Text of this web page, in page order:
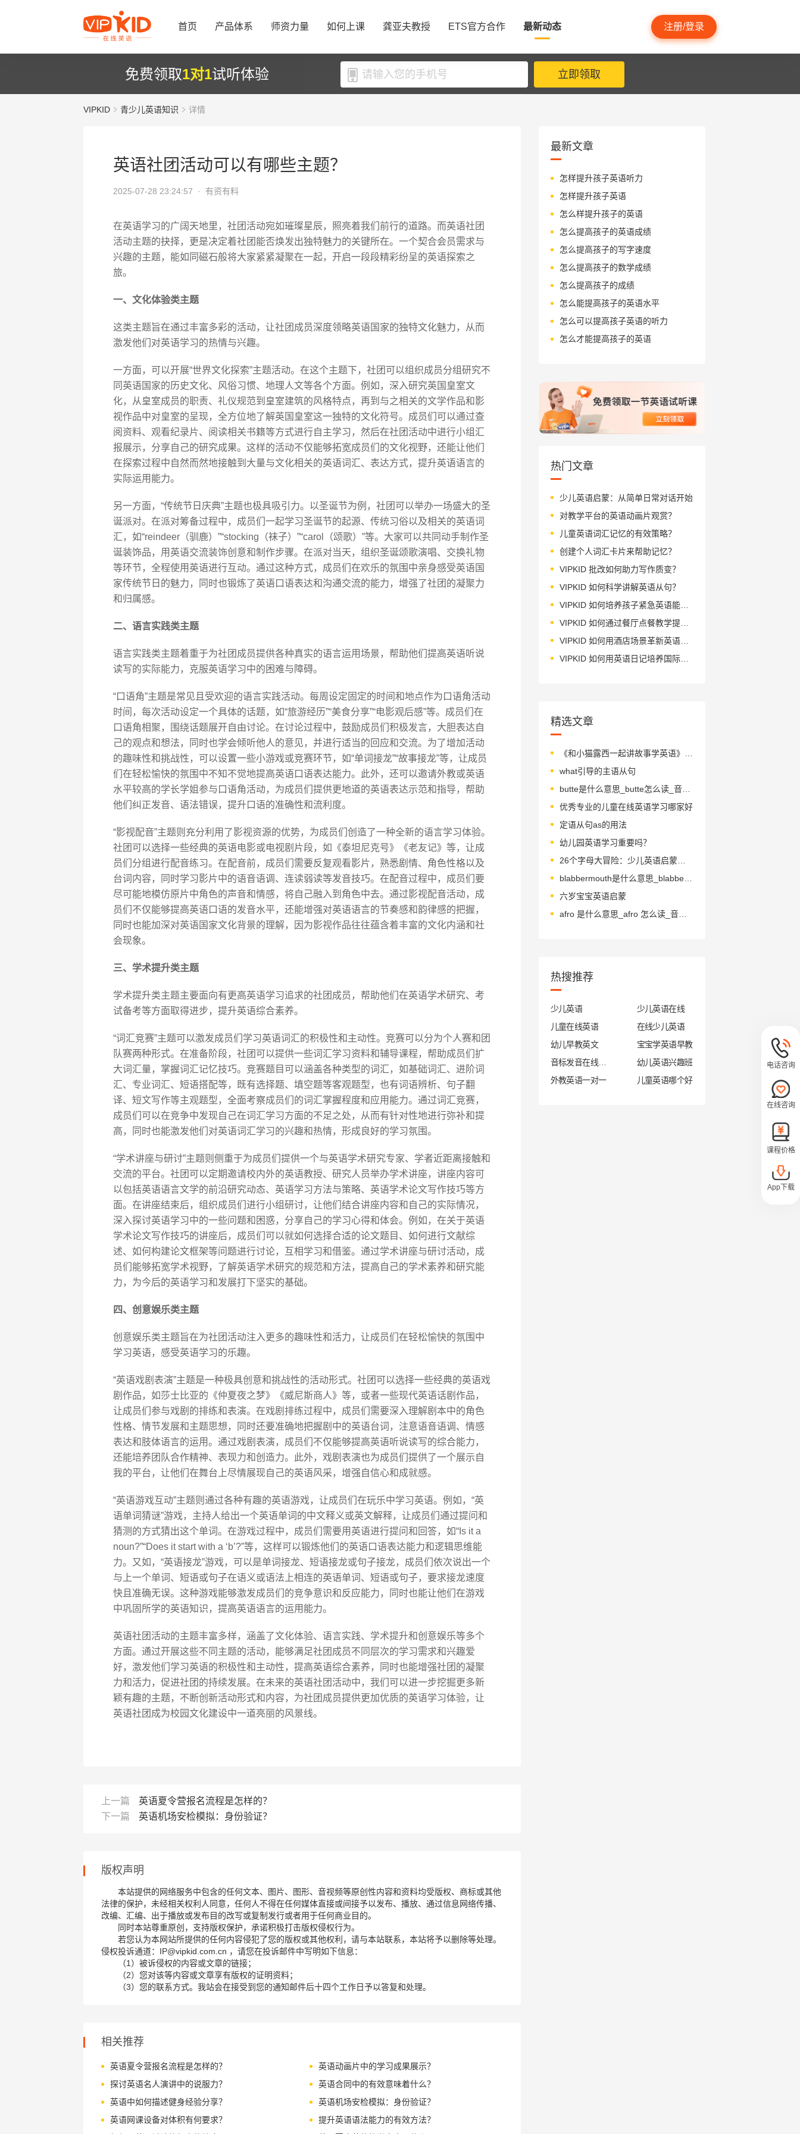
首页 产品体系 师资力量 如何上课 龚亚夫教授 ETS官方合作 最新动态 注册/登录
免费领取1对1试听体验 立即领取
VIPKID 青少儿英语知识 详情
英语社团活动可以有哪些主题？
2025-07-28 23:24:57 · 有资有料
在英语学习的广阔天地里，社团活动宛如璀璨星辰，照亮着我们前行的道路。而英语社团
活动主题的抉择，更是决定着社团能否焕发出独特魅力的关键所在。一个契合会员需求与
兴趣的主题，能如同磁石般将大家紧紧凝聚在一起，开启一段段精彩纷呈的英语探索之
旅。
一、文化体验类主题
这类主题旨在通过丰富多彩的活动，让社团成员深度领略英语国家的独特文化魅力，从而
激发他们对英语学习的热情与兴趣。
一方面，可以开展“世界文化探索”主题活动。在这个主题下，社团可以组织成员分组研究不
同英语国家的历史文化、风俗习惯、地理人文等各个方面。例如，深入研究英国皇室文
化，从皇室成员的职责、礼仪规范到皇室建筑的风格特点，再到与之相关的文学作品和影
视作品中对皇室的呈现，全方位地了解英国皇室这一独特的文化符号。成员们可以通过查
阅资料、观看纪录片、阅读相关书籍等方式进行自主学习，然后在社团活动中进行小组汇
报展示，分享自己的研究成果。这样的活动不仅能够拓宽成员们的文化视野，还能让他们
在探索过程中自然而然地接触到大量与文化相关的英语词汇、表达方式，提升英语语言的
实际运用能力。
另一方面，“传统节日庆典”主题也极具吸引力。以圣诞节为例，社团可以举办一场盛大的圣
诞派对。在派对筹备过程中，成员们一起学习圣诞节的起源、传统习俗以及相关的英语词
汇，如“reindeer（驯鹿）”“stocking（袜子）”“carol（颂歌）”等。大家可以共同动手制作圣
诞装饰品，用英语交流装饰创意和制作步骤。在派对当天，组织圣诞颂歌演唱、交换礼物
等环节，全程使用英语进行互动。通过这种方式，成员们在欢乐的氛围中亲身感受英语国
家传统节日的魅力，同时也锻炼了英语口语表达和沟通交流的能力，增强了社团的凝聚力
和归属感。
二、语言实践类主题
语言实践类主题着重于为社团成员提供各种真实的语言运用场景，帮助他们提高英语听说
读写的实际能力，克服英语学习中的困难与障碍。
“口语角”主题是常见且受欢迎的语言实践活动。每周设定固定的时间和地点作为口语角活动
时间，每次活动设定一个具体的话题，如“旅游经历”“美食分享”“电影观后感”等。成员们在
口语角相聚，围绕话题展开自由讨论。在讨论过程中，鼓励成员们积极发言，大胆表达自
己的观点和想法，同时也学会倾听他人的意见，并进行适当的回应和交流。为了增加活动
的趣味性和挑战性，可以设置一些小游戏或竞赛环节，如“单词接龙”“故事接龙”等，让成员
们在轻松愉快的氛围中不知不觉地提高英语口语表达能力。此外，还可以邀请外教或英语
水平较高的学长学姐参与口语角活动，为成员们提供更地道的英语表达示范和指导，帮助
他们纠正发音、语法错误，提升口语的准确性和流利度。
“影视配音”主题则充分利用了影视资源的优势，为成员们创造了一种全新的语言学习体验。
社团可以选择一些经典的英语电影或电视剧片段，如《泰坦尼克号》《老友记》等，让成
员们分组进行配音练习。在配音前，成员们需要反复观看影片，熟悉剧情、角色性格以及
台词内容，同时学习影片中的语音语调、连读弱读等发音技巧。在配音过程中，成员们要
尽可能地模仿原片中角色的声音和情感，将自己融入到角色中去。通过影视配音活动，成
员们不仅能够提高英语口语的发音水平，还能增强对英语语言的节奏感和韵律感的把握，
同时也能加深对英语国家文化背景的理解，因为影视作品往往蕴含着丰富的文化内涵和社
会现象。
三、学术提升类主题
学术提升类主题主要面向有更高英语学习追求的社团成员，帮助他们在英语学术研究、考
试备考等方面取得进步，提升英语综合素养。
“词汇竞赛”主题可以激发成员们学习英语词汇的积极性和主动性。竞赛可以分为个人赛和团
队赛两种形式。在准备阶段，社团可以提供一些词汇学习资料和辅导课程，帮助成员们扩
大词汇量，掌握词汇记忆技巧。竞赛题目可以涵盖各种类型的词汇，如基础词汇、进阶词
汇、专业词汇、短语搭配等，既有选择题、填空题等客观题型，也有词语辨析、句子翻
译、短文写作等主观题型，全面考察成员们的词汇掌握程度和应用能力。通过词汇竞赛，
成员们可以在竞争中发现自己在词汇学习方面的不足之处，从而有针对性地进行弥补和提
高，同时也能激发他们对英语词汇学习的兴趣和热情，形成良好的学习氛围。
“学术讲座与研讨”主题则侧重于为成员们提供一个与英语学术研究专家、学者近距离接触和
交流的平台。社团可以定期邀请校内外的英语教授、研究人员举办学术讲座，讲座内容可
以包括英语语言文学的前沿研究动态、英语学习方法与策略、英语学术论文写作技巧等方
面。在讲座结束后，组织成员们进行小组研讨，让他们结合讲座内容和自己的实际情况，
深入探讨英语学习中的一些问题和困惑，分享自己的学习心得和体会。例如，在关于英语
学术论文写作技巧的讲座后，成员们可以就如何选择合适的论文题目、如何进行文献综
述、如何构建论文框架等问题进行讨论，互相学习和借鉴。通过学术讲座与研讨活动，成
员们能够拓宽学术视野，了解英语学术研究的规范和方法，提高自己的学术素养和研究能
力，为今后的英语学习和发展打下坚实的基础。
四、创意娱乐类主题
创意娱乐类主题旨在为社团活动注入更多的趣味性和活力，让成员们在轻松愉快的氛围中
学习英语，感受英语学习的乐趣。
“英语戏剧表演”主题是一种极具创意和挑战性的活动形式。社团可以选择一些经典的英语戏
剧作品，如莎士比亚的《仲夏夜之梦》《威尼斯商人》等，或者一些现代英语话剧作品，
让成员们参与戏剧的排练和表演。在戏剧排练过程中，成员们需要深入理解剧本中的角色
性格、情节发展和主题思想，同时还要准确地把握剧中的英语台词，注意语音语调、情感
表达和肢体语言的运用。通过戏剧表演，成员们不仅能够提高英语听说读写的综合能力，
还能培养团队合作精神、表现力和创造力。此外，戏剧表演也为成员们提供了一个展示自
我的平台，让他们在舞台上尽情展现自己的英语风采，增强自信心和成就感。
“英语游戏互动”主题则通过各种有趣的英语游戏，让成员们在玩乐中学习英语。例如，“英
语单词猜谜”游戏，主持人给出一个英语单词的中文释义或英文解释，让成员们通过提问和
猜测的方式猜出这个单词。在游戏过程中，成员们需要用英语进行提问和回答，如“Is it a
noun?”“Does it start with a ‘b’?”等，这样可以锻炼他们的英语口语表达能力和逻辑思维能
力。又如，“英语接龙”游戏，可以是单词接龙、短语接龙或句子接龙，成员们依次说出一个
与上一个单词、短语或句子在语义或语法上相连的英语单词、短语或句子，要求接龙速度
快且准确无误。这种游戏能够激发成员们的竞争意识和反应能力，同时也能让他们在游戏
中巩固所学的英语知识，提高英语语言的运用能力。
英语社团活动的主题丰富多样，涵盖了文化体验、语言实践、学术提升和创意娱乐等多个
方面。通过开展这些不同主题的活动，能够满足社团成员不同层次的学习需求和兴趣爱
好，激发他们学习英语的积极性和主动性，提高英语综合素养，同时也能增强社团的凝聚
力和活力，促进社团的持续发展。在未来的英语社团活动中，我们可以进一步挖掘更多新
颖有趣的主题，不断创新活动形式和内容，为社团成员提供更加优质的英语学习体验，让
英语社团成为校园文化建设中一道亮丽的风景线。
上一篇
英语夏令营报名流程是怎样的？
下一篇
英语机场安检模拟：身份验证？
版权声明
本站提供的网络服务中包含的任何文本、图片、图形、音视频等原创性内容和资料均受版权、商标或其他
法律的保护，未经相关权利人同意，任何人不得在任何媒体直接或间接予以发布、播放、通过信息网络传播、
改编、汇编、出于播放或发布目的改写或复制发行或者用于任何商业目的。
同时本站尊重原创，支持版权保护，承诺积极打击版权侵权行为。
若您认为本网站所提供的任何内容侵犯了您的版权或其他权利，请与本站联系，本站将予以删除等处理。
侵权投诉通道：IP@vipkid.com.cn ，请您在投诉邮件中写明如下信息：
（1）被诉侵权的内容或文章的链接；
（2）您对该等内容或文章享有版权的证明资料；
（3）您的联系方式。我站会在接受到您的通知邮件后十四个工作日予以答复和处理。
相关推荐
英语夏令营报名流程是怎样的？
英语动画片中的学习成果展示？
探讨英语名人演讲中的说服力？
英语合同中的有效意味着什么？
英语中如何描述健身经验分享？
英语机场安检模拟：身份验证？
英语网课设备对体积有何要求？
提升英语语法能力的有效方法？
最新文章
怎样提升孩子英语听力
怎样提升孩子英语
怎么样提升孩子的英语
怎么提高孩子的英语成绩
怎么提高孩子的写字速度
怎么提高孩子的数学成绩
怎么提高孩子的成绩
怎么能提高孩子的英语水平
怎么可以提高孩子英语的听力
怎么才能提高孩子的英语
热门文章
少儿英语启蒙：从简单日常对话开始
对教学平台的英语动画片观赏？
儿童英语词汇记忆的有效策略？
创建个人词汇卡片来帮助记忆？
VIPKID 批改如何助力写作质变？
VIPKID 如何科学讲解英语从句？
VIPKID 如何培养孩子紧急英语能力？
VIPKID 如何通过餐厅点餐教学提升少儿英语应用能力？
VIPKID 如何用酒店场景革新英语教学？
VIPKID 如何用英语日记培养国际化人才？
精选文章
what引导的主语从句
butte是什么意思_butte怎么读_音标bju-t
优秀专业的儿童在线英语学习哪家好
定语从句as的用法
幼儿园英语学习重要吗？
26个字母大冒险：少儿英语启蒙之旅
blabbermouth是什么意思_blabbermouth怎么读_音标ˈblæbəmaʊθ
六岁宝宝英语启蒙
afro 是什么意思_afro 怎么读_音标ˈæfrəu
热搜推荐
少儿英语
少儿英语在线
儿童在线英语
在线少儿英语
幼儿早教英文
宝宝学英语早教
幼儿英语兴趣班
外教英语一对一
儿童英语哪个好
电话咨询
在线咨询
课程价格
App下载